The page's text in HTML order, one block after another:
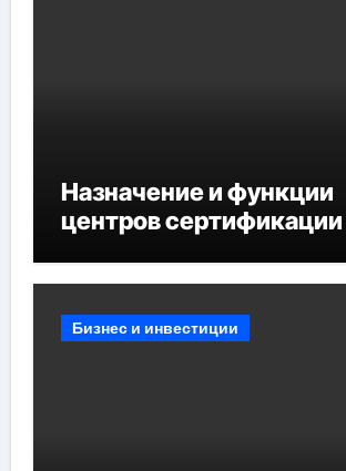
Назначение и функции
центров сертификации
Бизнес и инвестиции